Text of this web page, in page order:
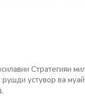
Стратегияи
устувор ва